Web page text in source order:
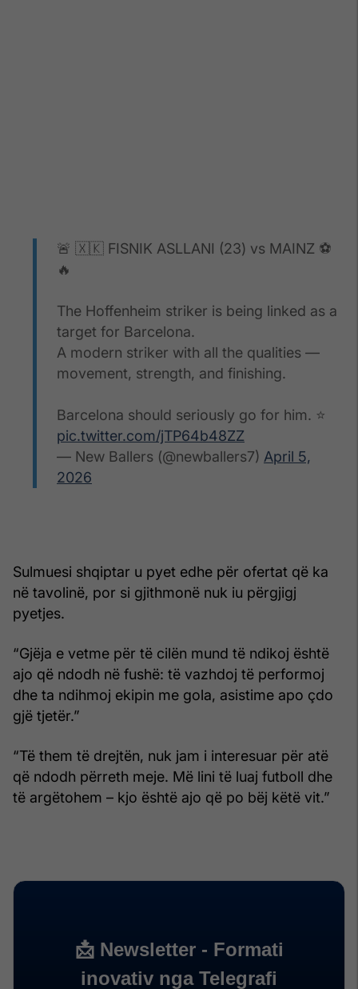
🚨 🇽🇰 FISNIK ASLLANI (23) vs MAINZ ⚽️
🔥
The Hoffenheim striker is being linked as a
target for Barcelona.
A modern striker with all the qualities —
movement, strength, and finishing.
Barcelona should seriously go for him. ⭐
pic.twitter.com/jTP64b48ZZ
— New Ballers (@newballers7) April 5,
2026
Sulmuesi shqiptar u pyet edhe për ofertat që ka
në tavolinë, por si gjithmonë nuk iu përgjigj
pyetjes.
“Gjëja e vetme për të cilën mund të ndikoj është
ajo që ndodh në fushë: të vazhdoj të performoj
dhe ta ndihmoj ekipin me gola, asistime apo çdo
gjë tjetër.”
“Të them të drejtën, nuk jam i interesuar për atë
që ndodh përreth meje. Më lini të luaj futboll dhe
të argëtohem – kjo është ajo që po bëj këtë vit.”